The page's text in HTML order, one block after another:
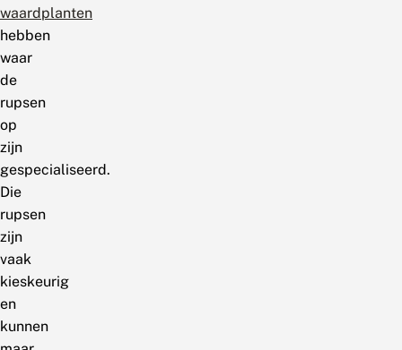
waardplanten
hebben
waar
de
rupsen
op
zijn
gespecialiseerd.
Die
rupsen
zijn
vaak
kieskeurig
en
kunnen